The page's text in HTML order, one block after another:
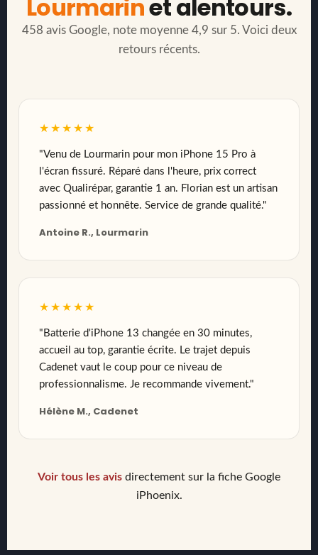
Lourmarinet alentours.
458 avis Google, note moyenne 4,9 sur 5. Voici deux
retours récents.
★★★★★
"Venu de Lourmarin pour mon iPhone 15 Pro à
l'écran fissuré. Réparé dans l'heure, prix correct
avec Qualirépar, garantie 1 an. Florian est un artisan
passionné et honnête. Service de grande qualité."
Antoine R., Lourmarin
★★★★★
"Batterie d'iPhone 13 changée en 30 minutes,
accueil au top, garantie écrite. Le trajet depuis
Cadenet vaut le coup pour ce niveau de
professionnalisme. Je recommande vivement."
Hélène M., Cadenet
Voir tous les avis directement sur la fiche Google
iPhoenix.